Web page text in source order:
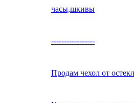
часы,шкивы
-----------------
Продам чехол от